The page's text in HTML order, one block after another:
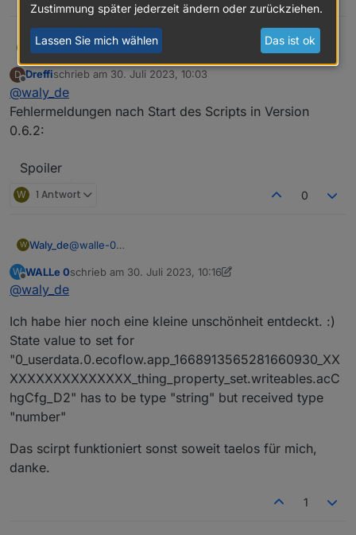
Waly_de@dreffiwar schon richtig so....
In den Einstellungen des neuen Scripts gibt es neue
alten komplett rein kopieren.
...sonst brauch ich mal ein paar der Fehlermeldungen
D
Offline
Dreffischrieb am 30. Juli 2023, 10:03
zuletzt editiert von
@waly_de
Fehlermeldungen nach Start des Scripts in Version
0.6.2:
Spoiler
W 1 Antwort 0
W Waly_de@walle-0
W
Offline
WALLe 0schrieb am 30. Juli 2023, 10:16
zuletzt editiert von WALLe 0
@waly_de
Ich habe hier noch eine kleine unschönheit entdeckt. :)
State value to set for
"0_userdata.0.ecoflow.app_1668913565281660930_XX
XXXXXXXXXXXXXX_thing_property_set.writeables.acC
hgCfg_D2" has to be type "string" but received type
"number"
Das scirpt funktioniert sonst soweit taelos für mich,
danke.
1
Zustimmung später jederzeit ändern oder zurückziehen.
Lassen Sie mich wählen Das ist ok